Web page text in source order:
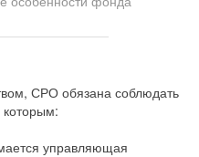
СРО обязана соблюдать
которым:
управляющая